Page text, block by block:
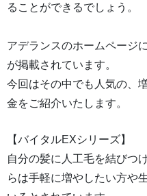
ることができるでしょう。
アデランスのホームページ
が掲載されています。
今回はその中でも人気の、
金をご紹介いたします。
【バイタルEXシリーズ】
自分の髪に人工毛を結びつ
らは手軽に増やしたい方や